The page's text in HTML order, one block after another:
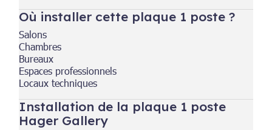
Où installer cette plaque 1 poste ?
Salons
Chambres
Bureaux
Espaces professionnels
Locaux techniques
Installation de la plaque 1 poste
Hager Gallery